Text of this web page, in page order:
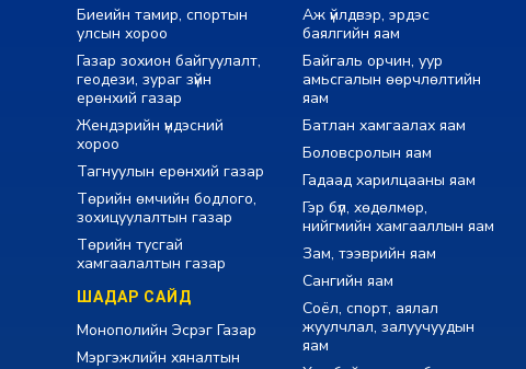
Биеийн тамир, спортын
улсын хороо
Газар зохион байгуулалт,
геодези, зураг зүйн
ерөнхий газар
Жендэрийн үндэсний
хороо
Тагнуулын ерөнхий газар
Төрийн өмчийн бодлого,
зохицуулалтын газар
Төрийн тусгай
хамгаалалтын газар
ШАДАР САЙД
Монополийн Эсрэг Газар
Мэргэжлийн хяналтын
Аж үйлдвэр, эрдэс
баялгийн яам
Байгаль орчин, уур
амьсгалын өөрчлөлтийн
яам
Батлан хамгаалах яам
Боловсролын яам
Гадаад харилцааны яам
Гэр бүл, хөдөлмөр,
нийгмийн хамгааллын яам
Зам, тээврийн яам
Сангийн яам
Соёл, спорт, аялал
жуулчлал, залуучуудын
яам